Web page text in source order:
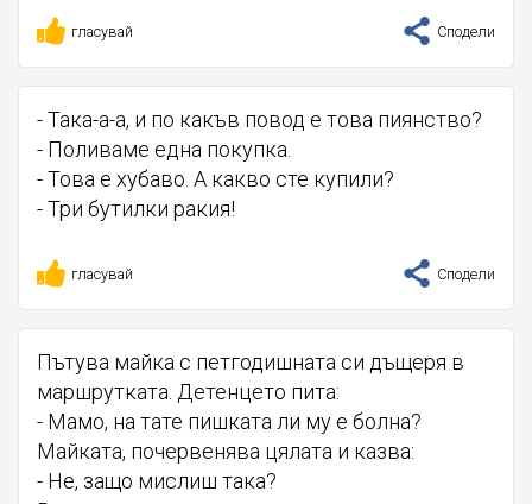
гласувай Сподели
- Така-а-а, и по какъв повод е това пиянство?
- Поливаме една покупка.
- Това е хубаво. А какво сте купили?
- Три бутилки ракия!
гласувай Сподели
Пътува майка с петгодишната си дъщеря в
маршрутката. Детенцето пита:
- Мамо, на тате пишката ли му е болна?
Майката, почервенява цялата и казва:
- Не, защо мислиш така?